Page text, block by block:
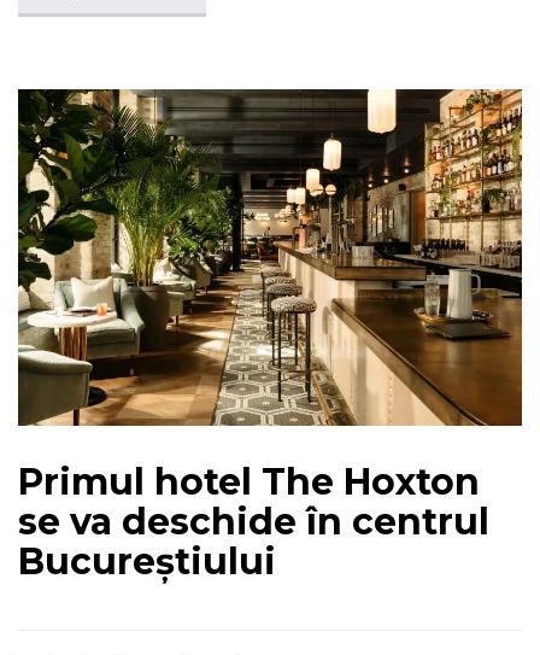
Primul hotel The Hoxton
se va deschide în centrul
Bucureștiului